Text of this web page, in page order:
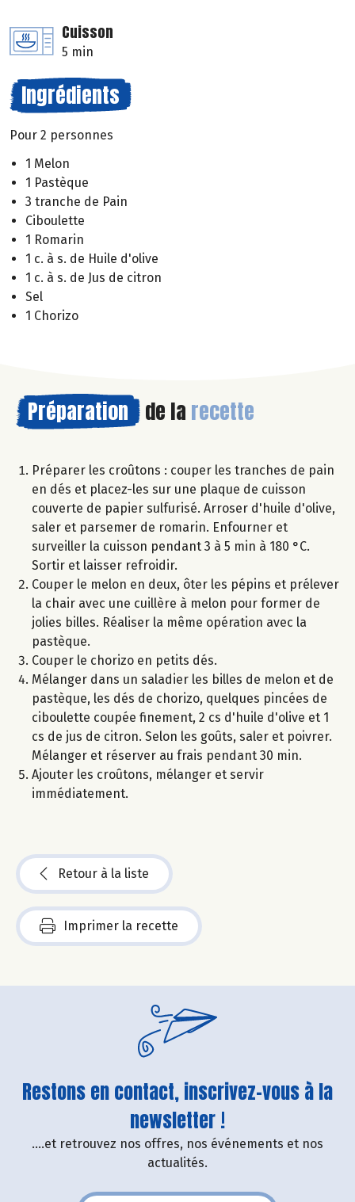
Cuisson
5 min
Ingrédients
Pour 2 personnes
1 Melon
1 Pastèque
3 tranche de Pain
Ciboulette
1 Romarin
1 c. à s. de Huile d'olive
1 c. à s. de Jus de citron
Sel
1 Chorizo
Préparation de la recette
Préparer les croûtons : couper les tranches de pain
en dés et placez-les sur une plaque de cuisson
couverte de papier sulfurisé. Arroser d'huile d'olive,
saler et parsemer de romarin. Enfourner et
surveiller la cuisson pendant 3 à 5 min à 180 °C.
Sortir et laisser refroidir.
Couper le melon en deux, ôter les pépins et prélever
la chair avec une cuillère à melon pour former de
jolies billes. Réaliser la même opération avec la
pastèque.
Couper le chorizo en petits dés.
Mélanger dans un saladier les billes de melon et de
pastèque, les dés de chorizo, quelques pincées de
ciboulette coupée finement, 2 cs d'huile d'olive et 1
cs de jus de citron. Selon les goûts, saler et poivrer.
Mélanger et réserver au frais pendant 30 min.
Ajouter les croûtons, mélanger et servir
immédiatement.
Retour à la liste
Imprimer la recette
Restons en contact, inscrivez-vous à la
newsletter !
....et retrouvez nos offres, nos événements et nos
actualités.